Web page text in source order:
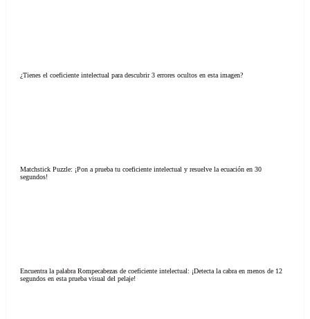
¿Tienes el coeficiente intelectual para descubrir 3 errores ocultos en esta imagen?
Matchstick Puzzle: ¡Pon a prueba tu coeficiente intelectual y resuelve la ecuación en 30
segundos!
Encuentra la palabra Rompecabezas de coeficiente intelectual: ¡Detecta la cabra en menos de 12
segundos en esta prueba visual del pelaje!